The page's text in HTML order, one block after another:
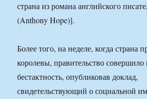
страна из романа английского
(Anthony Hope)].
Более того, на неделе, когда страна
королевы, правительство
бестактность, опубликовав доклад,
свидетельствующий о социальной